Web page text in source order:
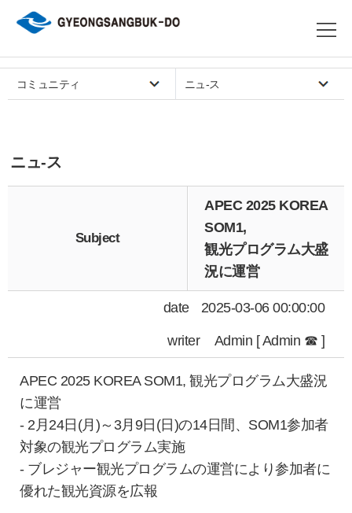
コミュニティ ニュ-ス
ニュ-ス
Subject
APEC 2025 KOREA
SOM1,
観光プログラム大盛
況に運営
date 2025-03-06 00:00:00
writer Admin [ Admin ☎ ]
APEC 2025 KOREA SOM1, 観光プログラム大盛況
に運営
- 2月24日(月)～3月9日(日)の14日間、SOM1参加者
対象の観光プログラム実施
- ブレジャー観光プログラムの運営により参加者に
優れた観光資源を広報